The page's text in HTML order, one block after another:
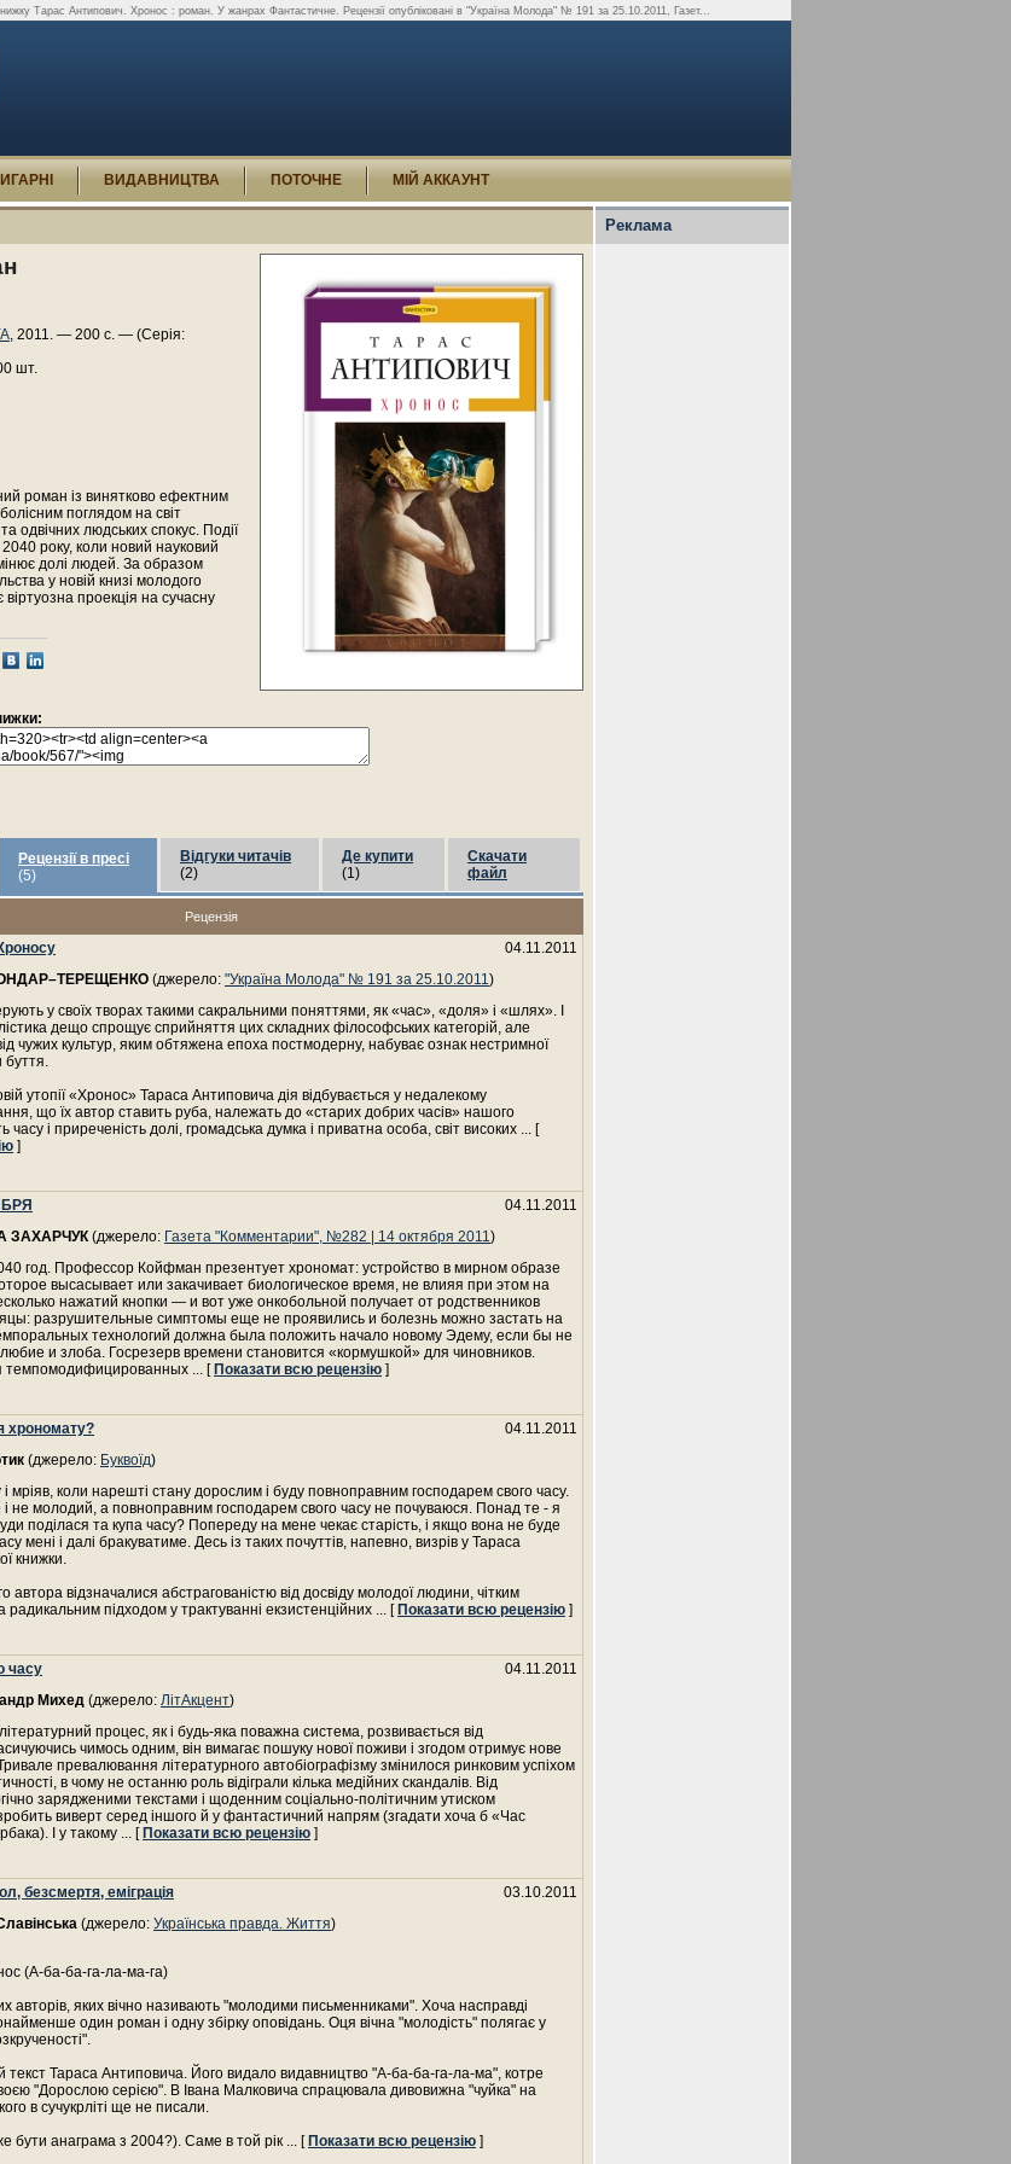
Тарас Антипович. Хронос : роман. У жанрах Фантастичне. Рецензії опубліковані в "Україна Молода" № 191 за 25.10.2011, Газет...
ВИДАВНИЦТВА ПОТОЧНЕ МІЙ АККАУНТ
, 2011. — 200 с. — (Серія:
шт.
роман із винятково ефектним
поглядом на світ
одвічних людських спокус. Події
року, коли новий науковий
долі людей. За образом
у новій книзі молодого
проекція на сучасну
Рецензії в пресі
(5)
Відгуки читачів
(2)
Де купити
(1)
Скачати
файл
Рецензія
04.11.2011
(джерело: "Україна Молода" № 191 за 25.10.2011)
у своїх творах такими сакральними поняттями, як «час», «доля» і «шлях». І
дещо спрощує сприйняття цих складних філософських категорій, але
чужих культур, яким обтяжена епоха постмодерну, набуває ознак нестримної
буття.
утопії «Хронос» Тараса Антиповича дія відбувається у недалекому
що їх автор ставить руба, належать до «старих добрих часів» нашого
часу і приреченість долі, громадська думка і приватна особа, світ високих ... [
]
04.11.2011
ЗАХАРЧУК(джерело: Газета "Комментарии", №282 | 14 октября 2011)
год. Профессор Койфман презентует хрономат: устройство в мирном образе
высасывает или закачивает биологическое время, не влияя при этом на
нажатий кнопки — и вот уже онкобольной получает от родственников
разрушительные симптомы еще не проявились и болезнь можно застать на
технологий должна была положить начало новому Эдему, если бы не
и злоба. Госрезерв времени становится «кормушкой» для чиновников.
темпомодифицированных ... [ Показати всю рецензію ]
04.11.2011
хрономату?
(джерело: Буквоїд)
і мріяв, коли нарешті стану дорослим і буду повноправним господарем свого часу.
не молодий, а повноправним господарем свого часу не почуваюся. Понад те - я
поділася та купа часу? Попереду на мене чекає старість, і якщо вона не буде
мені і далі бракуватиме. Десь із таких почуттів, напевно, визрів у Тараса
книжки.
автора відзначалися абстрагованістю від досвіду молодої людини, чітким
підходом у трактуванні екзистенційних ... [ Показати всю рецензію ]
04.11.2011
часу
Михед (джерело: ЛітАкцент)
процес, як і будь-яка поважна система, розвивається від
чимось одним, він вимагає пошуку нової поживи і згодом отримує нове
превалювання літературного автобіографізму змінилося ринковим успіхом
в чому не останню роль відіграли кілька медійних скандалів. Від
зарядженими текстами і щоденним соціально-політичним утиском
виверт серед іншого й у фантастичний напрям (згадати хоча б «Час
І у такому ... [ Показати всю рецензію ]
03.10.2011
безсмертя, еміграція
(джерело: Українська правда. Життя)
(А-ба-ба-га-ла-ма-га)
авторів, яких вічно називають "молодими письменниками". Хоча насправді
один роман і одну збірку оповідань. Оця вічна "молодість" полягає у
текст Тараса Антиповича. Його видало видавництво "А-ба-ба-га-ла-ма", котре
"Дорослою серією". В Івана Малковича спрацювала дивовижна "чуйка" на
в сучукрліті ще не писали.
бути анаграма з 2004?). Саме в той рік ... [ Показати всю рецензію ]
Реклама